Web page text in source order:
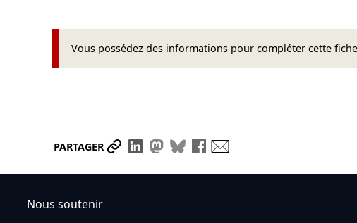
Vous possédez des informations pour compléter cette
PARTAGER Partager le lien
Partager sur LinkedIn
Partager sur Mastodon
Partager sur Bluesky
Partager sur Facebook
Nous soutenir